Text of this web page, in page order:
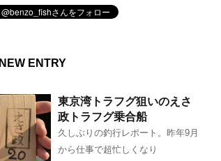
NEW ENTRY
東京湾トラフグ狙いのえさ
政トラフグ乗合船
久しぶりの釣行レポート。昨年9月
から仕事で超忙しくなり